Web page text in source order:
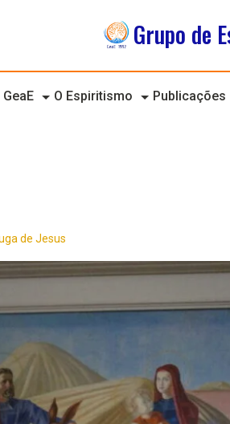
Grupo de
GeaE O Espiritismo Publicações
de Jesus